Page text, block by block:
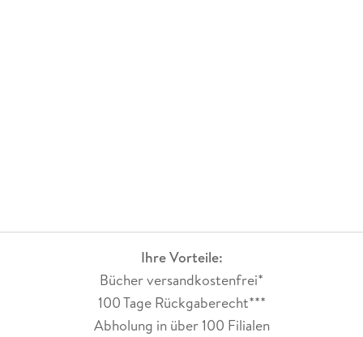
Ihre Vorteile:
Bücher versandkostenfrei*
100 Tage Rückgaberecht***
Abholung in über 100 Filialen